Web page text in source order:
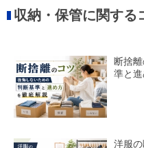
収納・保管に関する
断捨
準と
洋服